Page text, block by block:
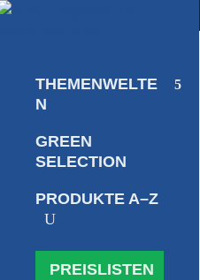
THEMENWELTE
N
GREEN
SELECTION
PRODUKTE A–Z
U
PREISLISTEN